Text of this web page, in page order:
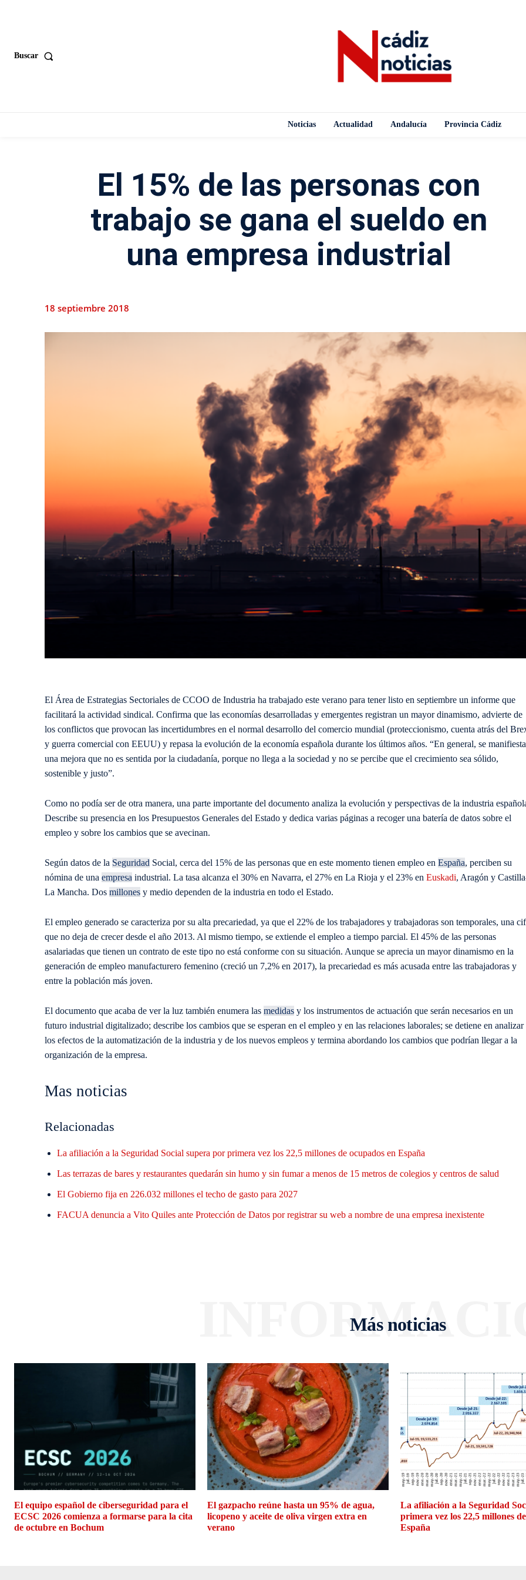
Buscar
Noticias Actualidad Andalucía Provincia Cádiz
El 15% de las personas con
trabajo se gana el sueldo en
una empresa industrial
18 septiembre 2018
El Área de Estrategias Sectoriales de CCOO de Industria ha trabajado este verano para tener listo en septiembre un informe que
facilitará la actividad sindical. Confirma que las economías desarrolladas y emergentes registran un mayor dinamismo, advierte de
los conflictos que provocan las incertidumbres en el normal desarrollo del comercio mundial (proteccionismo, cuenta atrás del
y guerra comercial con EEUU) y repasa la evolución de la economía española durante los últimos años. “En general, se manifiesta
una mejora que no es sentida por la ciudadanía, porque no llega a la sociedad y no se percibe que el crecimiento sea sólido,
sostenible y justo”.
Como no podía ser de otra manera, una parte importante del documento analiza la evolución y perspectivas de la industria
Describe su presencia en los Presupuestos Generales del Estado y dedica varias páginas a recoger una batería de datos sobre el
empleo y sobre los cambios que se avecinan.
Según datos de la Seguridad Social, cerca del 15% de las personas que en este momento tienen empleo en España, perciben su
nómina de una empresa industrial. La tasa alcanza el 30% en Navarra, el 27% en La Rioja y el 23% en Euskadi, Aragón y
La Mancha. Dos millones y medio dependen de la industria en todo el Estado.
El empleo generado se caracteriza por su alta precariedad, ya que el 22% de los trabajadores y trabajadoras son temporales, una
que no deja de crecer desde el año 2013. Al mismo tiempo, se extiende el empleo a tiempo parcial. El 45% de las personas
asalariadas que tienen un contrato de este tipo no está conforme con su situación. Aunque se aprecia un mayor dinamismo en la
generación de empleo manufacturero femenino (creció un 7,2% en 2017), la precariedad es más acusada entre las trabajadoras y
entre la población más joven.
El documento que acaba de ver la luz también enumera las medidas y los instrumentos de actuación que serán necesarios en un
futuro industrial digitalizado; describe los cambios que se esperan en el empleo y en las relaciones laborales; se detiene en analizar
los efectos de la automatización de la industria y de los nuevos empleos y termina abordando los cambios que podrían llegara la
organización de la empresa.
Mas noticias
Relacionadas
La afiliación a la Seguridad Social supera por primera vez los 22,5 millones de ocupados en España
Las terrazas de bares y restaurantes quedarán sin humo y sin fumar a menos de 15 metros de colegios y centros de salud
El Gobierno fija en 226.032 millones el techo de gasto para 2027
FACUA denuncia a Vito Quiles ante Protección de Datos por registrar su web a nombre de una empresa inexistente
Más noticias
El equipo español de ciberseguridad para el
ECSC 2026 comienza a formarse para la cita
de octubre en Bochum
El gazpacho reúne hasta un 95% de agua,
licopeno y aceite de oliva virgen extra en
verano
La afiliación a la Seguridad
primera vez los 22,5 millones
España